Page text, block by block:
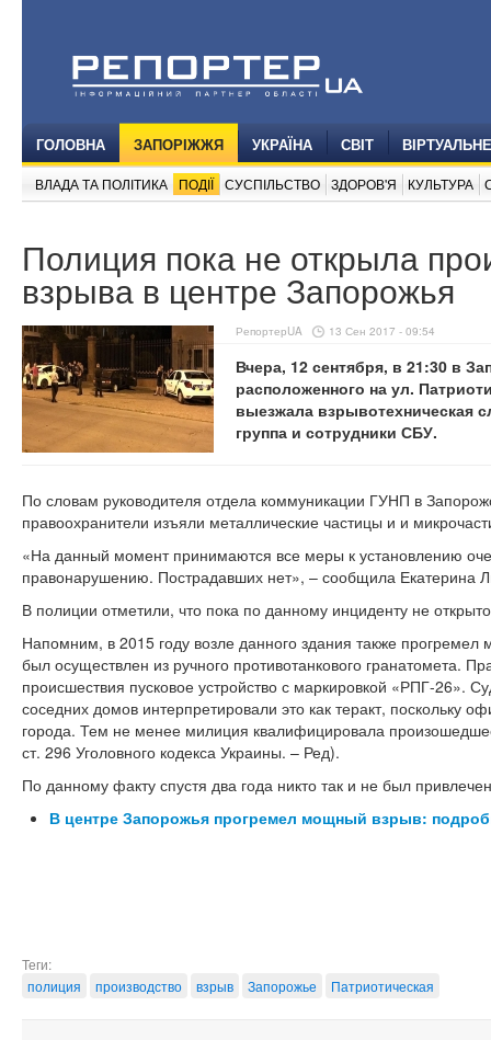
ГОЛОВНА ЗАПОРІЖЖЯ УКРАЇНА СВІТ
ВЛАДА ТА ПОЛІТИКА ПОДІЇ СУСПІЛЬСТВО ЗДОРОВ'Я КУЛЬТУРА
Полиция пока не открыла
взрыва в центре Запорожья
РепортерUA 13 Сен 2017 - 09:54
Вчера, 12 сентября, в 21:30 в
расположенного на ул.
выезжала взрывотехническая
группа и сотрудники СБУ.
По словам руководителя отдела коммуникации ГУНП в
правоохранители изъяли металлические частицы и и
«На данный момент принимаются все меры к установлению
правонарушению. Пострадавших нет», – сообщила Екатерина
В полиции отметили, что пока по данному инциденту не
Напомним, в 2015 году возле данного здания также
был осуществлен из ручного противотанкового гранатомета.
происшествия пусковое устройство с маркировкой «РПГ-26».
соседних домов интерпретировали это как теракт, поскольку
города. Тем не менее милиция квалифицировала
ст. 296 Уголовного кодекса Украины. – Ред).
По данному факту спустя два года никто так и не был
В центре Запорожья прогремел мощный взрыв:
Теги:
полиция
производство взрыв Запорожье Патриотическая